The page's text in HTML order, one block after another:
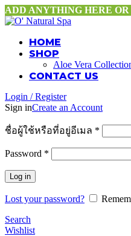
ADD ANYTHING HERE
HOME
SHOP
Aloe Vera
CONTACT US
Login / Register
Sign inCreate an Account
ชื่อผู้ใช้หรือที่อยู่อีเมล *
Password *
Log in
Lost your password?
Search
Wishlist